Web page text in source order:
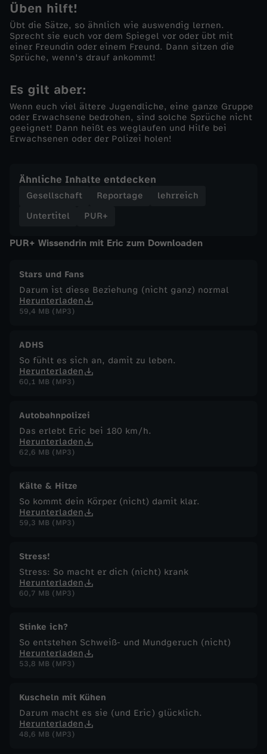
Üben hilft!
Übt die Sätze, so ähnlich wie auswendig lernen.
Sprecht sie euch vor dem Spiegel vor oder übt mit
einer Freundin oder einem Freund. Dann sitzen die
Sprüche, wenn's drauf ankommt!
Es gilt aber:
Wenn euch viel ältere Jugendliche, eine ganze Gruppe
oder Erwachsene bedrohen, sind solche Sprüche nicht
geeignet! Dann heißt es weglaufen und Hilfe bei
Erwachsenen oder der Polizei holen!
Ähnliche Inhalte entdecken
Gesellschaft Reportage
lehrreich
Untertitel
PUR+
PUR+ Wissendrin mit Eric zum Downloaden
Stars und Fans
Darum ist diese Beziehung (nicht ganz) normal
Herunterladen
59,4 MB (MP3)
ADHS
So fühlt es sich an, damit zu leben.
Herunterladen
60,1 MB (MP3)
Autobahnpolizei
Das erlebt Eric bei 180 km/h.
Herunterladen
62,6 MB (MP3)
Kälte & Hitze
So kommt dein Körper (nicht) damit klar.
Herunterladen
59,3 MB (MP3)
Stress!
Stress: So macht er dich (nicht) krank
Herunterladen
60,7 MB (MP3)
Stinke ich?
So entstehen Schweiß- und Mundgeruch (nicht)
Herunterladen
53,8 MB (MP3)
Kuscheln mit Kühen
Darum macht es sie (und Eric) glücklich.
Herunterladen
48,6 MB (MP3)